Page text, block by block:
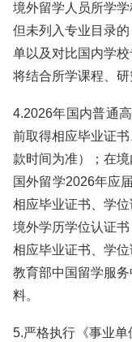
境外留学人员所学
但未列入专业目录
单以及对比国内学
将结合所学课程、研
4.2026年国内普通
前取得相应毕业证
款时间为准）；在
国外留学2026年应
相应毕业证书、学
境外学历学位认证
相应毕业证书、学
教育部中国留学服
料。
5.严格执行《事业